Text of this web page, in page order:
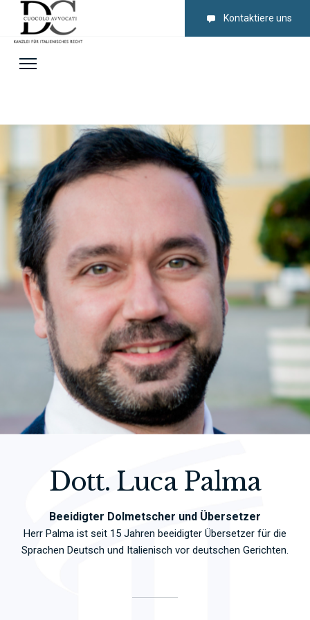
Kontaktiere uns
Dott. Luca Palma
Beeidigter Dolmetscher und Übersetzer
Herr Palma ist seit 15 Jahren beeidigter Übersetzer für die
Sprachen Deutsch und Italienisch vor deutschen Gerichten.